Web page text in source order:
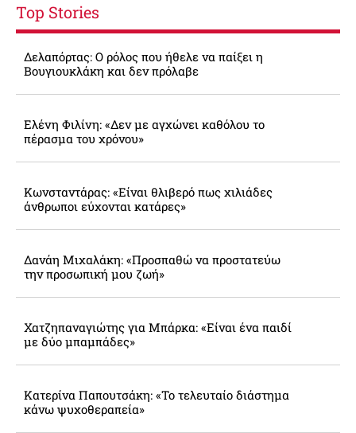
Top Stories
Δελαπόρτας: Ο ρόλος που ήθελε να παίξει η
Βουγιουκλάκη και δεν πρόλαβε
Ελένη Φιλίνη: «Δεν με αγχώνει καθόλου το
πέρασμα του χρόνου»
Κωνσταντάρας: «Είναι θλιβερό πως χιλιάδες
άνθρωποι εύχονται κατάρες»
Δανάη Μιχαλάκη: «Προσπαθώ να προστατεύω
την προσωπική μου ζωή»
Χατζηπαναγιώτης για Μπάρκα: «Είναι ένα παιδί
με δύο μπαμπάδες»
Κατερίνα Παπουτσάκη: «Το τελευταίο διάστημα
κάνω ψυχοθεραπεία»